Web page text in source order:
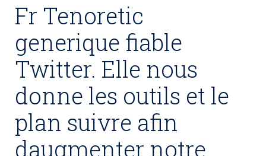
Fr Tenoretic
generique fiable
Twitter. Elle nous
donne les outils et le
plan suivre afin
daugmenter notre